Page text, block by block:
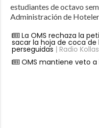
estudiantes de octavo
Administración de
La OMS rechaza la
sacar la hoja de coca
perseguidas | Radio
OMS mantiene veto